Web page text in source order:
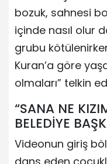
bozuk, sahnesi
içinde nasıl olur
grubu
Kuran’a göre
olmaları” telkin
“SANA NE
BELEDİYE
Videonun giriş